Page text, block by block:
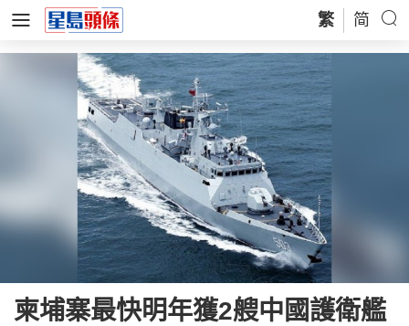
繁 简
柬埔寨最快明年獲2艘中國護衛艦